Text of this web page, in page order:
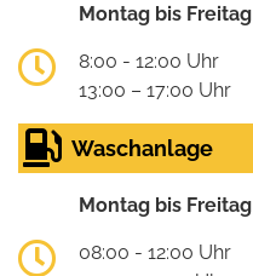
Montag bis Freitag
8:00 - 12:00 Uhr
13:00 – 17:00 Uhr
Waschanlage
Montag bis Freitag
08:00 - 12:00 Uhr